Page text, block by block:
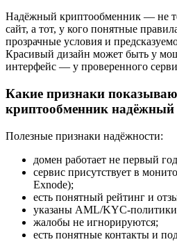
Надёжный криптообменник — не
сайт, а тот, у кого понятные
прозрачные условия и
Красивый дизайн может быть у
интерфейс — у проверенного
Какие признаки
криптообменник надёжный
Полезные признаки надёжности:
домен работает не первый
сервис присутствует в
Exnode);
есть понятный рейтинг и
указаны AML/KYC-
жалобы не игнорируются;
есть понятные контакты и